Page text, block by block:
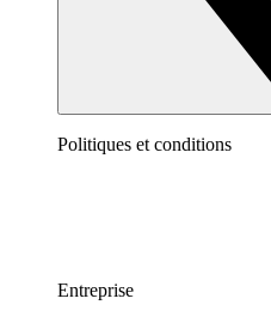
Politiques et conditions
Entreprise